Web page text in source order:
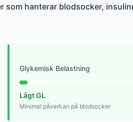
som hanterar blodsocker,
Glykemisk Belastning
Lågt GL
Minimal påverkan på blodsocker